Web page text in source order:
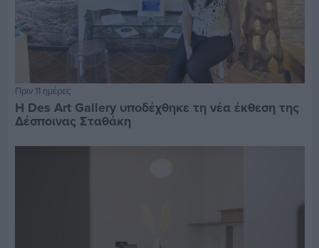
Πριν 11 ημέρες
Η Des Art Gallery υποδέχθηκε τη νέα έκθεση της
Δέσποινας Σταθάκη